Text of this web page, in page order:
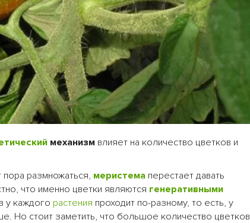
механизм влияет на количество цветков и
пора размножаться, меристема перестает давать
что именно цветки являются генеративными
у каждого растения проходит по-разному, то есть, у
Но стоит заметить, что большое количество цветков